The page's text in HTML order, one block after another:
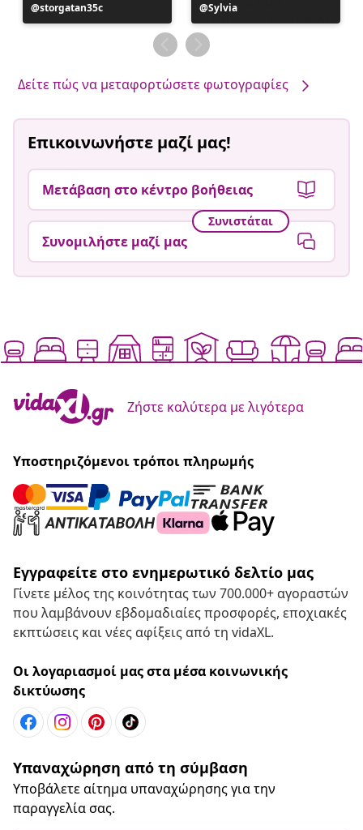
Η
ανάρτηση
storgatan35c
Η
ανάρτηση
δημοσιεύθηκε
από
Sylvia
Δείτε πώς να μεταφορτώσετε φωτογραφίες
Επικοινωνήστε μαζί μας!
Μετάβαση στο κέντρο βοήθειας
Συνιστάται
Συνομιλήστε μαζί μας
Ζήστε καλύτερα με λιγότερα
Υποστηριζόμενοι τρόποι πληρωμής
Εγγραφείτε στο ενημερωτικό δελτίο μας
Γίνετε μέλος της κοινότητας των 700.000+ αγοραστών
που λαμβάνουν εβδομαδιαίες προσφορές, εποχιακές
εκπτώσεις και νέες αφίξεις από τη vidaXL.
Οι λογαριασμοί μας στα μέσα κοινωνικής
δικτύωσης
Υπαναχώρηση από τη σύμβαση
Υποβάλετε αίτημα υπαναχώρησης για την
παραγγελία σας.